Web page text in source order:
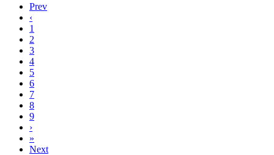
Prev
‹
1
2
3
4
5
6
7
8
9
›
»
Next